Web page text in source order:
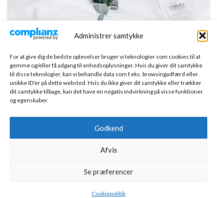
Administrer samtykke
For at give dig de bedste oplevelser bruger vi teknologier som cookies til at
gemme og/eller få adgang til enhedsoplysninger. Hvis du giver dit samtykke
til disse teknologier, kan vi behandle data som f.eks. browsingadfærd eller
unikke ID'er på dette websted. Hvis du ikke giver dit samtykke eller trækker
dit samtykke tilbage, kan det have en negativ indvirkning på visse funktioner
og egenskaber.
Godkend
Afvis
Se præferencer
Cookiepolitik
DECORATION
Admin 0
Ac haca ullamcorper donec ante habi tasse donec imperdiet
eturpis varius per a augue magna hac. Nec hac et
CONTINUE READING